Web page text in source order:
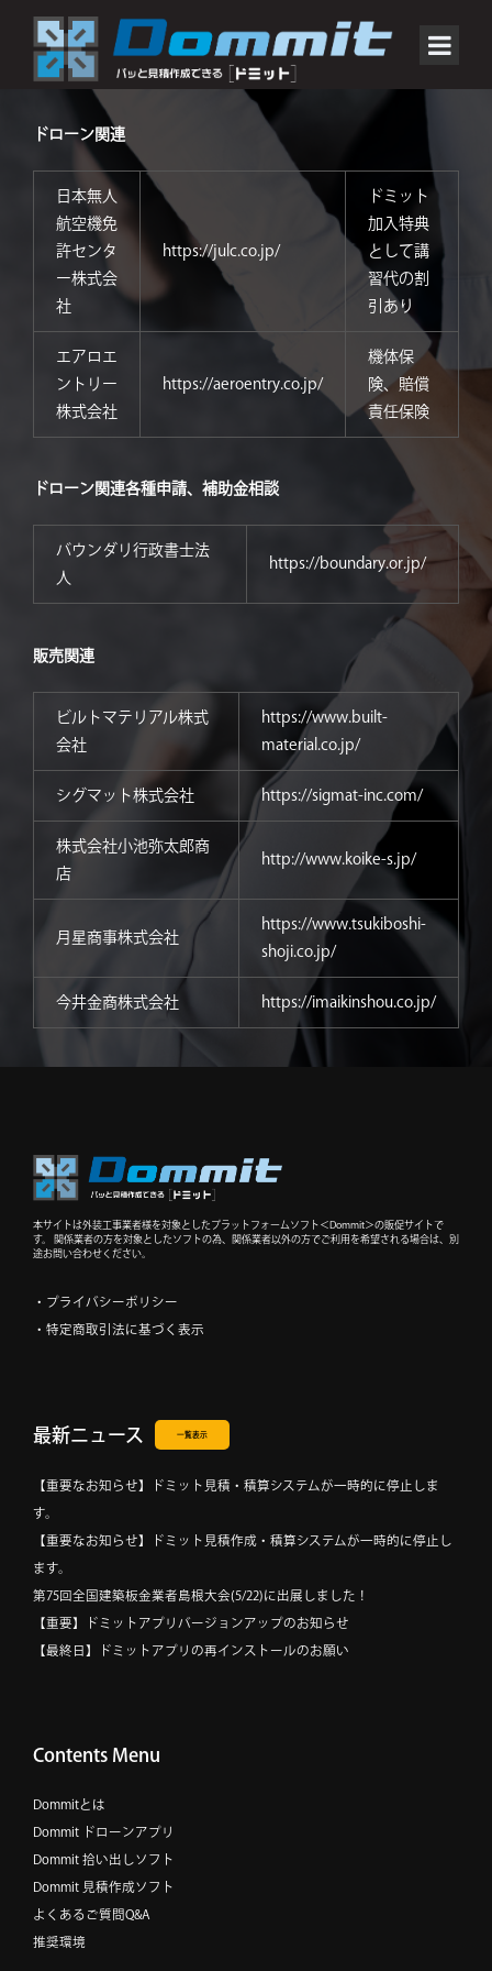
ドローン関連
日本無人
航空機免
許センタ
ー株式会
社
https://julc.co.jp/
ドミット
加入特典
として講
習代の割
引あり
エアロエ
ントリー
株式会社
https://aeroentry.co.jp/
機体保
険、賠償
責任保険
ドローン関連各種申請、補助金相談
バウンダリ行政書士法
人
https://boundary.or.jp/
販売関連
ビルトマテリアル株式
会社
https://www.built-
material.co.jp/
シグマット株式会社 https://sigmat-inc.com/
株式会社小池弥太郎商
店
http://www.koike-s.jp/
月星商事株式会社
https://www.tsukiboshi-
shoji.co.jp/
今井金商株式会社 https://imaikinshou.co.jp/
本サイトは外装工事業者様を対象としたプラットフォームソフト＜Dommit＞の販促サイトで
す。 関係業者の方を対象としたソフトの為、関係業者以外の方でご利用を希望される場合は、別
途お問い合わせください。
・プライバシーポリシー
・特定商取引法に基づく表示
最新ニュース 一覧表示
【重要なお知らせ】ドミット見積・積算システムが一時的に停止しま
す。
【重要なお知らせ】ドミット見積作成・積算システムが一時的に停止し
ます。
第75回全国建築板金業者島根大会(5/22)に出展しました！
【重要】ドミットアプリバージョンアップのお知らせ
【最終日】ドミットアプリの再インストールのお願い
Contents Menu
Dommitとは
Dommit ドローンアプリ
Dommit 拾い出しソフト
Dommit 見積作成ソフト
よくあるご質問Q&A
推奨環境